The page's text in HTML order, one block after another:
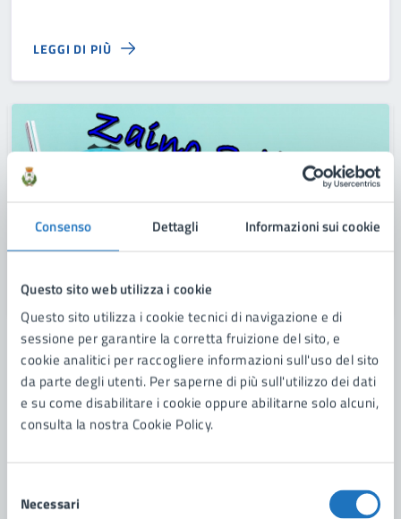
Consenso Dettagli Informazioni sui cookie
Questo sito web utilizza i cookie
Questo sito utilizza i cookie tecnici di navigazione e di
sessione per garantire la corretta fruizione del sito, e
cookie analitici per raccogliere informazioni sull'uso del sito
da parte degli utenti. Per saperne di più sull'utilizzo dei dati
e su come disabilitare i cookie oppure abilitarne solo alcuni,
consulta la nostra Cookie Policy.
delNecessari
LEGGI DI PIÙ
AVVISI DAL15/07/26 — AL23/08/26
Avviso Pubblico: Lo Zaino Solidale 2026.
Formazione di un elenco di cartolerie site sul